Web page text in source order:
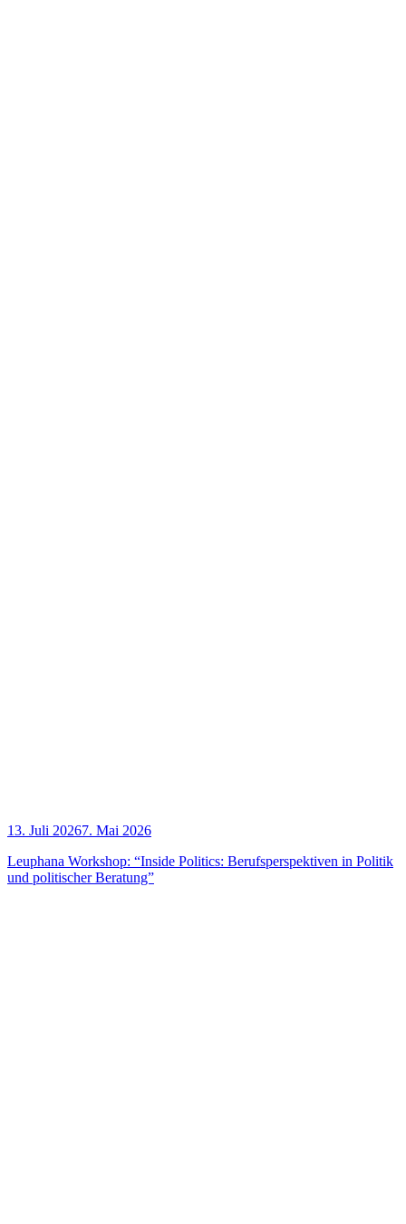
13. Juli 20267. Mai 2026
Leu­pha­na Work­shop: “Insi­de Poli­tics: Berufs­per­spek­ti­ven in Poli­tik
und poli­ti­scher Beratung”